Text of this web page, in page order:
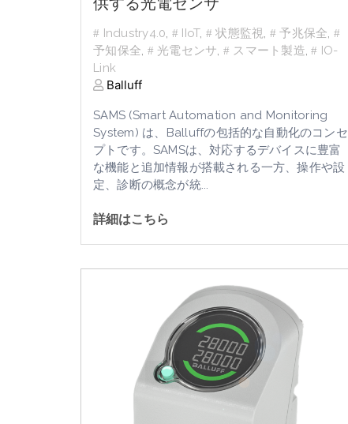
Industry4.0, IIoT, 状態監視, 予兆保全,
予知保全, 光電センサ, スマート製造,
IO-
Link
Balluff
SAMS (Smart Automation and Monitoring
System) は、Balluffの包括的な自動化のコンセ
プトです。SAMSは、対応するデバイスに豊富
な機能と追加情報が搭載される一方、操作や設
定、診断の概念が統...
詳細はこちら